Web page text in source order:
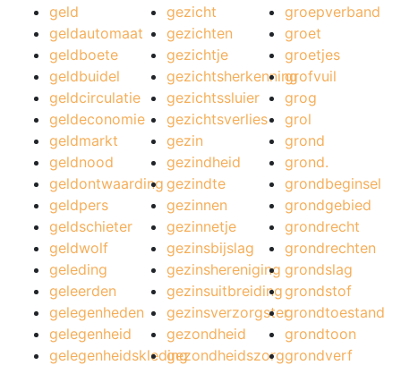
geld
geldautomaat
geldboete
geldbuidel
geldcirculatie
geldeconomie
geldmarkt
geldnood
geldontwaarding
geldpers
geldschieter
geldwolf
geleding
geleerden
gelegenheden
gelegenheid
gelegenheidskleding
gezicht
gezichten
gezichtje
gezichtsherkenning
gezichtssluier
gezichtsverlies
gezin
gezindheid
gezindte
gezinnen
gezinnetje
gezinsbijslag
gezinshereniging
gezinsuitbreiding
gezinsverzorgster
gezondheid
gezondheidszorg
groepverband
groet
groetjes
grofvuil
grog
grol
grond
grond.
grondbeginsel
grondgebied
grondrecht
grondrechten
grondslag
grondstof
grondtoestand
grondtoon
grondverf